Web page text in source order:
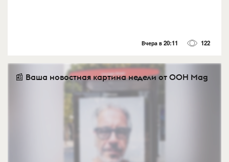
Вчера в 20:11 122
📰 Ваша новостная картина недели от OOH Mag